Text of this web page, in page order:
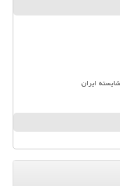
ایران